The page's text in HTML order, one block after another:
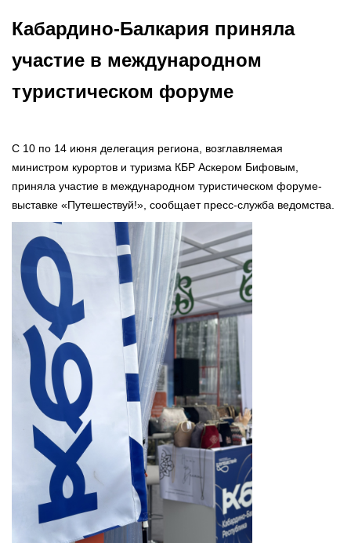
Кабардино-Балкария приняла
участие в международном
туристическом форуме
С 10 по 14 июня делегация региона, возглавляемая
министром курортов и туризма КБР Аскером Бифовым,
приняла участие в международном туристическом форуме-
выставке «Путешествуй!», сообщает пресс-служба ведомства.